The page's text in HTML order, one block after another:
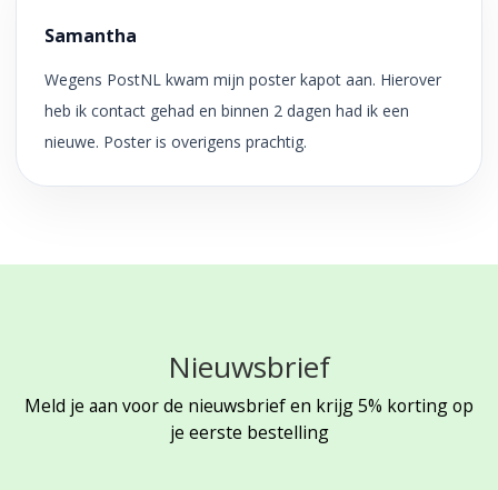
Samantha
Wegens PostNL kwam mijn poster kapot aan. Hierover
heb ik contact gehad en binnen 2 dagen had ik een
nieuwe. Poster is overigens prachtig.
Nieuwsbrief
Meld je aan voor de nieuwsbrief en krijg 5% korting op
je eerste bestelling